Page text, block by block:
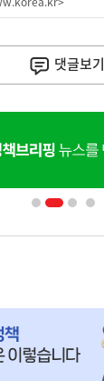
댓글보기